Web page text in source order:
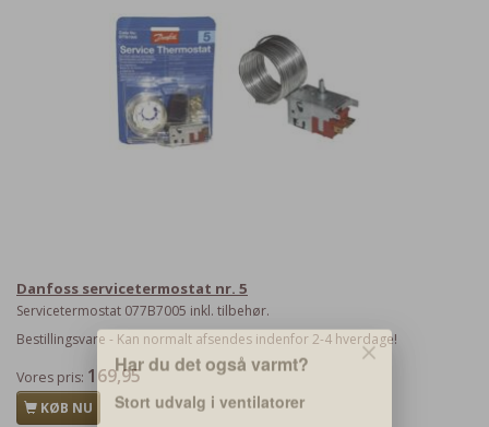
Danfoss servicetermostat nr. 5
Servicetermostat 077B7005 inkl. tilbehør.
Bestillingsvare - Kan normalt afsendes indenfor 2-4 hverdage!
Vores pris: 169,95
KØB NU
Har du det også varmt?